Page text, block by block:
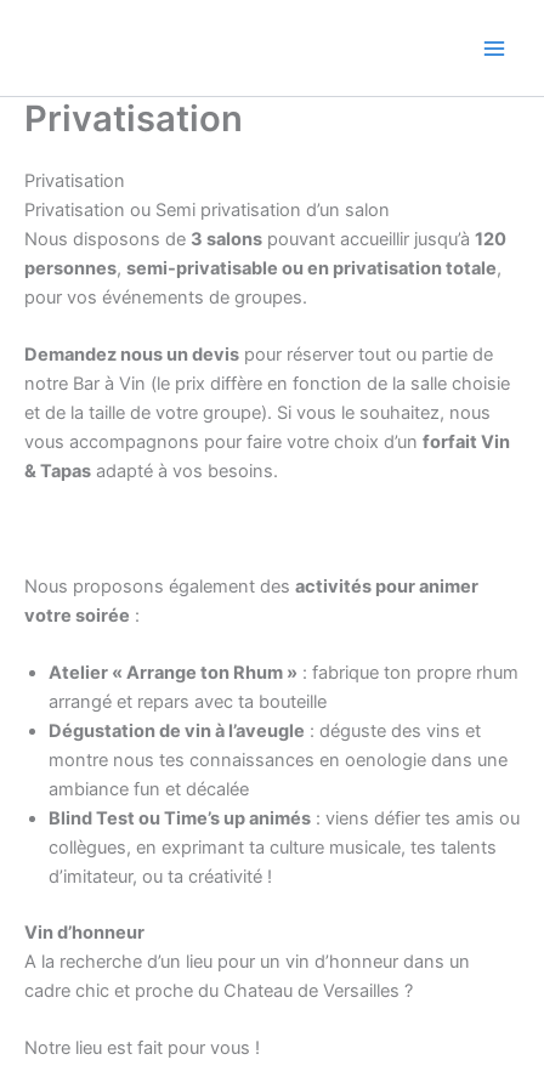
Privatisation
Privatisation
Privatisation ou Semi privatisation d’un salon
Nous disposons de 3 salons pouvant accueillir jusqu’à 120
personnes, semi-privatisable ou en privatisation totale,
pour vos événements de groupes.
Demandez nous un devis pour réserver tout ou partie de
notre Bar à Vin (le prix diffère en fonction de la salle choisie
et de la taille de votre groupe). Si vous le souhaitez, nous
vous accompagnons pour faire votre choix d’un forfait Vin
& Tapas adapté à vos besoins.
Nous proposons également des activités pour animer
votre soirée :
Atelier « Arrange ton Rhum » : fabrique ton propre rhum
arrangé et repars avec ta bouteille
Dégustation de vin à l’aveugle : déguste des vins et
montre nous tes connaissances en oenologie dans une
ambiance fun et décalée
Blind Test ou Time’s up animés : viens défier tes amis ou
collègues, en exprimant ta culture musicale, tes talents
d’imitateur, ou ta créativité !
Vin d’honneur
A la recherche d’un lieu pour un vin d’honneur dans un
cadre chic et proche du Chateau de Versailles ?
Notre lieu est fait pour vous !